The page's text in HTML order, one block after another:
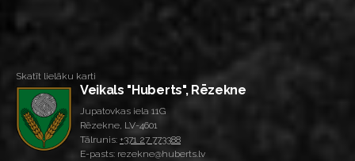
Skatīt lielāku karti
Veikals "Huberts", Rēzekne
Jupatovkas iela 11G
Rēzekne, LV-4601
Tālrunis: +371 27 773388
E-pasts: rezekne@huberts.lv